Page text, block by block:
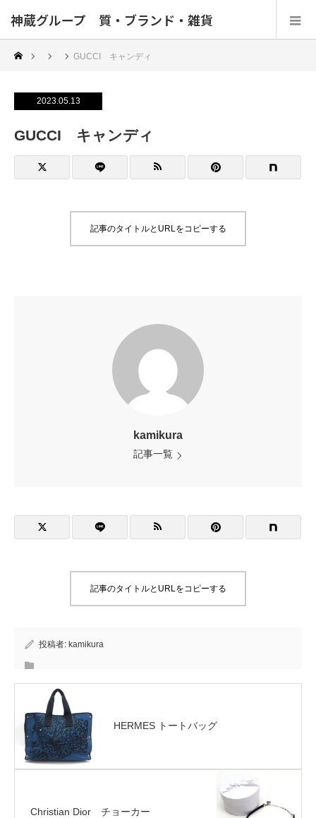
神蔵グループ 質・ブランド・雑貨
GUCCI キャンディ
2023.05.13
GUCCI キャンディ
記事のタイトルとURLをコピーする
kamikura
記事一覧
記事のタイトルとURLをコピーする
投稿者: kamikura
HERMES トートバッグ
Christian Dior チョーカー